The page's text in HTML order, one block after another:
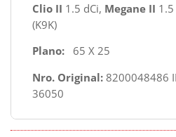
Clio II 1.5 dCi, Megane II 1.5
(K9K)
Plano:
65 X 25
Nro. Original: 8200048486
36050